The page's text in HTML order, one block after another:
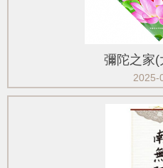
彌陀之家(
2025-